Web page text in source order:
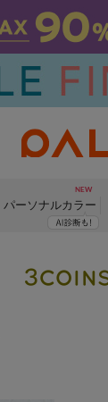
パーソナルカラー